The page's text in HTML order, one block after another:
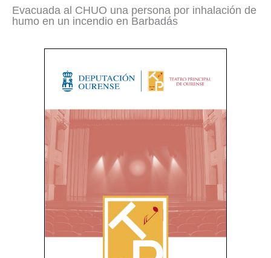
Evacuada al CHUO una persona por inhalación de
humo en un incendio en Barbadás